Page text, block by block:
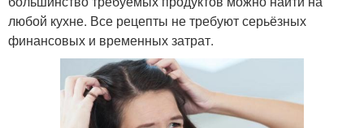
любой кухне. Все рецепты не требуют серьёзных
финансовых и временных затрат.